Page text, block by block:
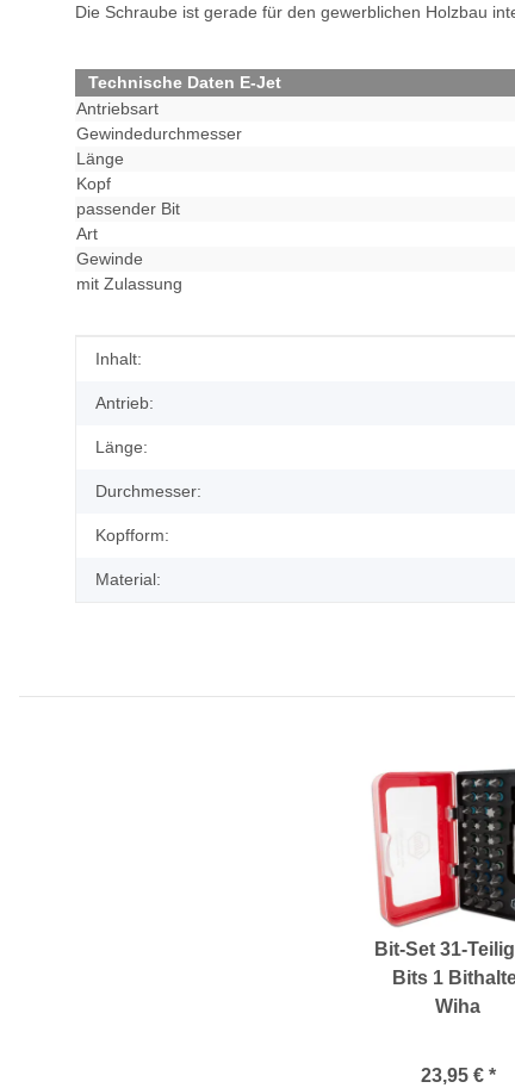
Die Schraube ist gerade für den gewerblichen Holzbau
Technische Daten E-Jet
Antriebsart
Gewindedurchmesser
Länge
Kopf
passender Bit
Art
Gewinde
mit Zulassung
Produkteigenschaft
Wert
Inhalt:
Antrieb:
Länge:
Durchmesser:
Kopfform:
Material:
Bit-Set 31-
Bits 1
Wiha
23,95 € *